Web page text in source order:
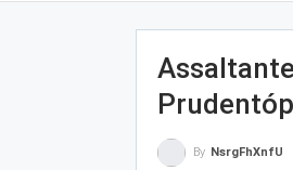
By NsrgFhXnfU